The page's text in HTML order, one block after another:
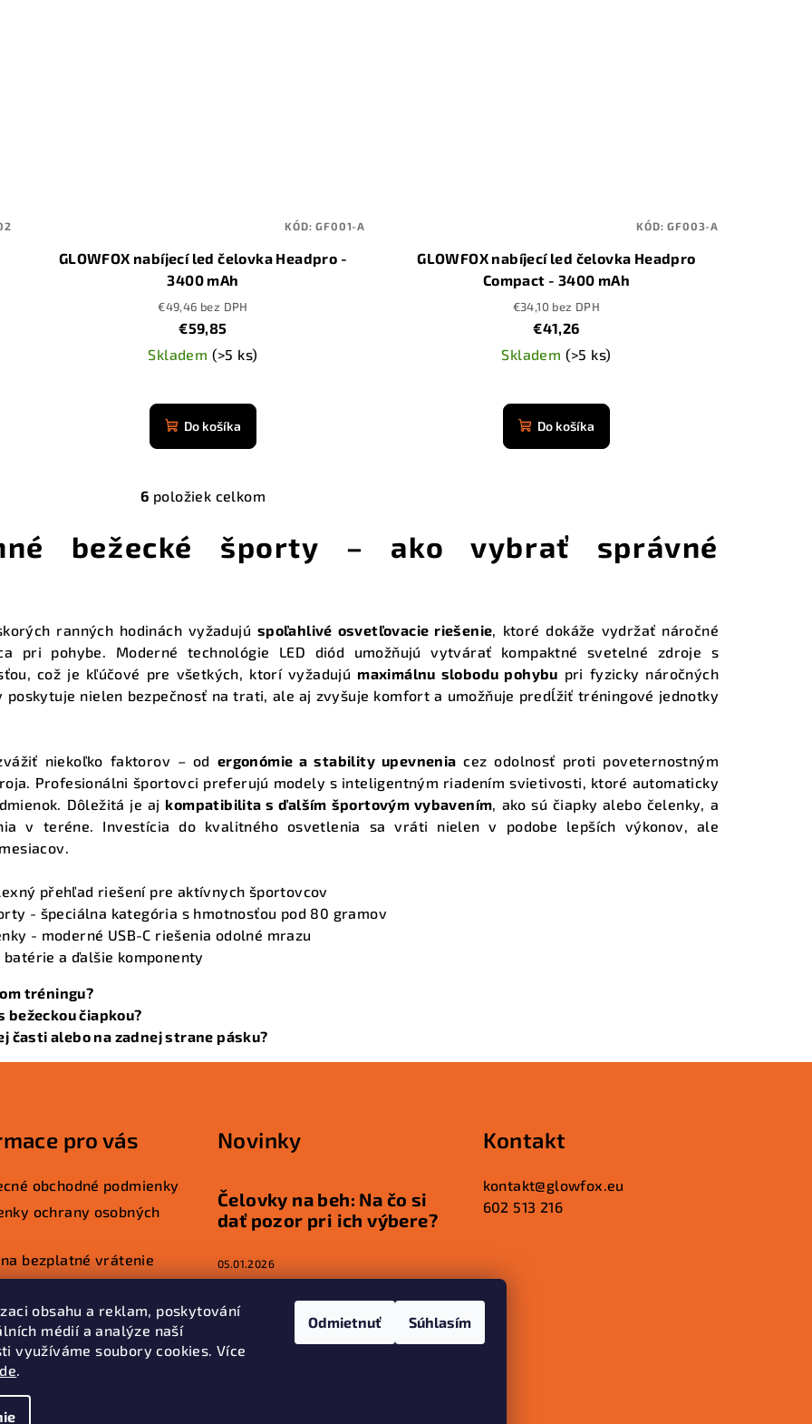
obsahu a reklam, poskytování
médií a analýze naší
využíváme soubory cookies. Více
.
Odmietnuť Súhlasím
GLOWFOX nabíjecí led čelovka Headpro -
3400 mAh
€49,46 bez DPH
€59,85
Skladem (>5 ks)
hodnotenie
produktu
je
z
hviezdičiek.
Do košíka
KÓD:GF001-A
GLOWFOX nabíjecí led čelovka Headpro
Compact - 3400 mAh
€34,10 bez DPH
€41,26
Skladem (>5 ks)
hodnotenie
produktu
je
hviezdičiek.
Do košíka
KÓD:GF003-A
O
a
c
i
e
r
v
k
y
ý
p
i
s
6 položiek celkom
bežecké športy – ako vybrať správné
ranných hodinách vyžadujú spoľahlivé osvetľovacie riešenie, ktoré dokáže vydržať náročné
pri pohybe. Moderné technológie LED diód umožňujú vytvárať kompaktné svetelné zdroje s
což je kľúčové pre všetkých, ktorí vyžadujú maximálnu slobodu pohybu pri fyzicky náročných
nielen bezpečnosť na trati, ale aj zvyšuje komfort a umožňuje predĺžiť tréningové jednotky
niekoľko faktorov – od ergonómie a stability upevnenia cez odolnosť proti poveternostným
Profesionálni športovci preferujú modely s inteligentným riadením svietivosti, ktoré automaticky
Dôležitá je aj kompatibilita s ďalším športovým vybavením, ako sú čiapky alebo čelenky, a
v teréne. Investícia do kvalitného osvetlenia sa vráti nielen v podobe lepších výkonov, ale
přehľad riešení pre aktívnych športovcov
- špeciálna kategória s hmotnosťou pod 80 gramov
- moderné USB-C riešenia odolné mrazu
batérie a ďalšie komponenty
tréningu?
čiapkou?
časti alebo na zadnej strane pásku?
pro vás
obchodné podmienky
ochrany osobných
bezplatné vrátenie
Novinky
Čelovky na beh: Na čo si
dať pozor pri ich výbere?
05.01.2026
LED čelovka na turistiku
ako súčasť výbavy: Prečo
je dôležitá?
Kontakt
kontakt@glowfox.eu
602 513 216